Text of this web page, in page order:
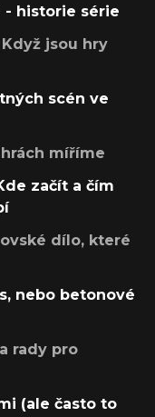
- historie série
jsou hry
scén ve
míříme
začít a čím
dílo, které
nebo betonové
rady pro
(ale často to